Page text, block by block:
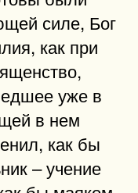
силе, Бог
как при
уже в
в нем
как бы
– учение